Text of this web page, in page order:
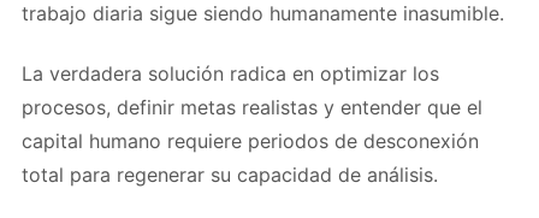
trabajo diaria sigue siendo humanamente inasumible.
La verdadera solución radica en optimizar los
procesos, definir metas realistas y entender que el
capital humano requiere periodos de desconexión
total para regenerar su capacidad de análisis.